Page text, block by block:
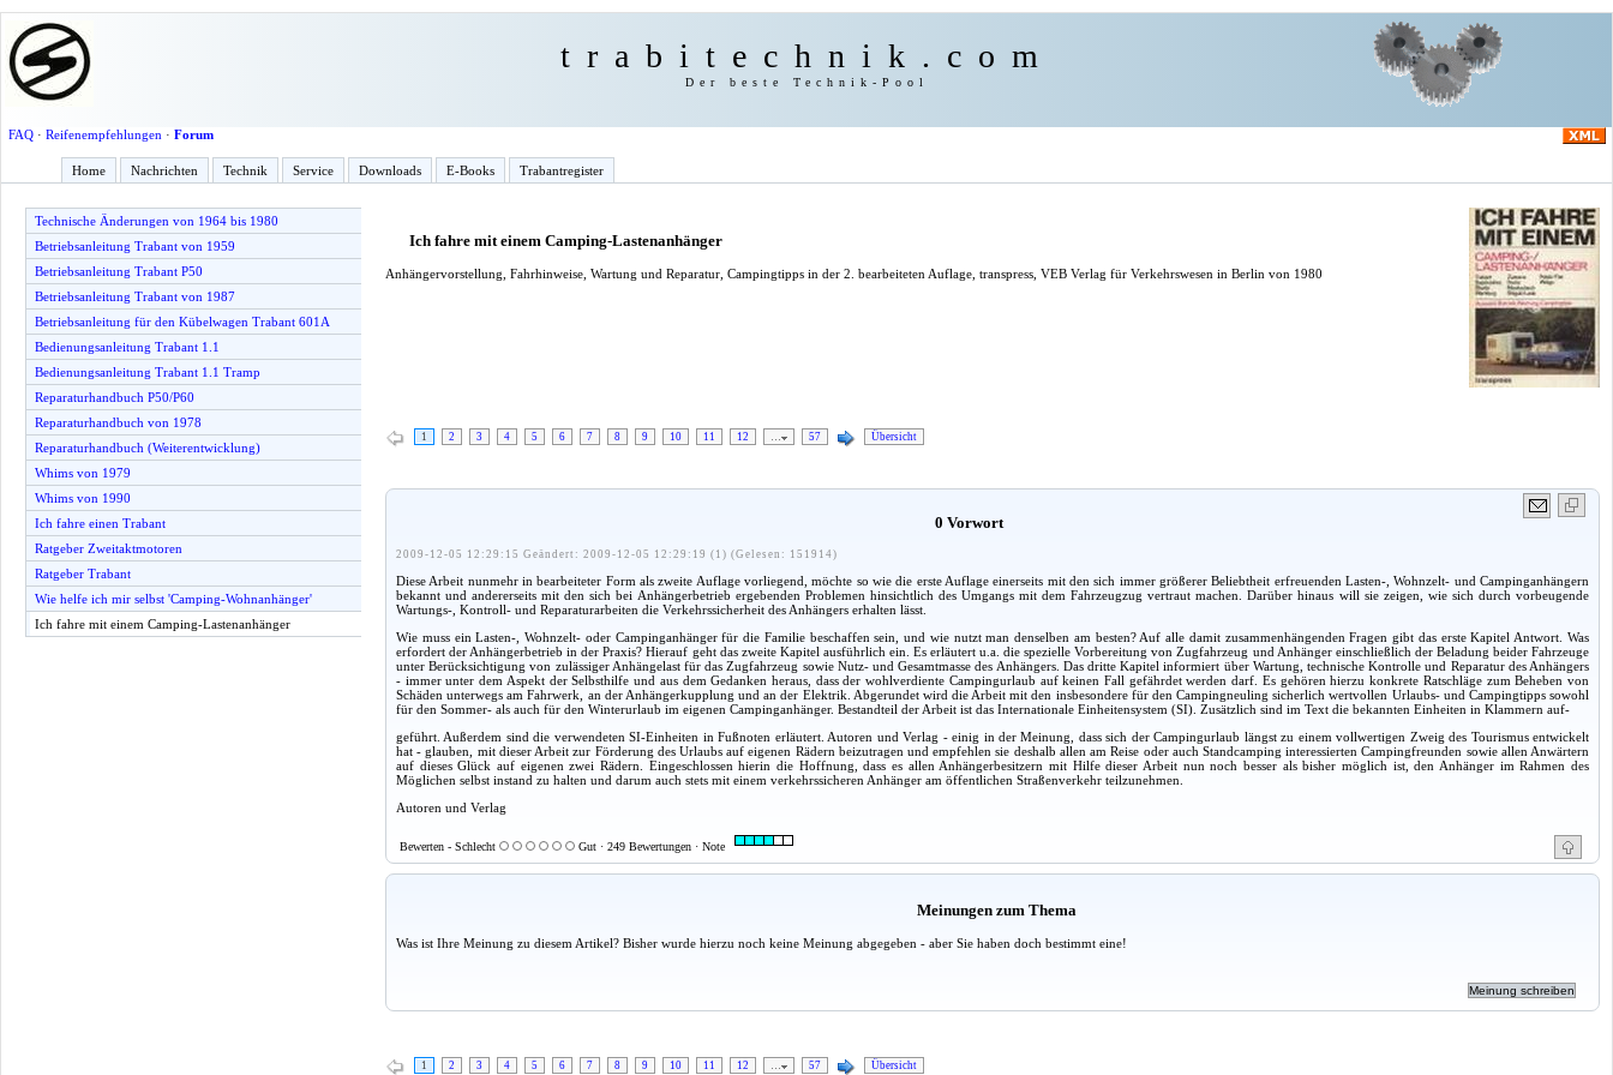
trabitechnik.com
Der beste Technik-Pool
FAQ· Reifenempfehlungen · Forum
Home Nachrichten Technik Service Downloads E-Books Trabantregister
Technische Änderungen von 1964 bis 1980
Betriebsanleitung Trabant von 1959
Betriebsanleitung Trabant P50
Betriebsanleitung Trabant von 1987
Betriebsanleitung für den Kübelwagen Trabant 601A
Bedienungsanleitung Trabant 1.1
Bedienungsanleitung Trabant 1.1 Tramp
Reparaturhandbuch P50/P60
Reparaturhandbuch von 1978
Reparaturhandbuch (Weiterentwicklung)
Whims von 1979
Whims von 1990
Ich fahre einen Trabant
Ratgeber Zweitaktmotoren
Ratgeber Trabant
Wie helfe ich mir selbst 'Camping-Wohnanhänger'
Ich fahre mit einem Camping-Lastenanhänger
Ich fahre mit einem Camping-Lastenanhänger
Anhängervorstellung, Fahrhinweise, Wartung und Reparatur, Campingtipps in der 2. bearbeiteten Auflage, transpress, VEB Verlag für Verkehrswesen in Berlin von 1980
1 2 3 4 5 6 7 8 9 10 11 12 … 57 Übersicht
0 Vorwort
2009-12-05 12:29:15 Geändert: 2009-12-05 12:29:19 (1) (Gelesen: 151914)
Diese Arbeit nunmehr in bearbeiteter Form als zweite Auflage vorliegend, möchte so wie die erste Auflage einerseits mit den sich immer größerer Beliebtheit erfreuenden Lasten-, Wohnzelt- und Campinganhängern
bekannt und andererseits mit den sich bei Anhängerbetrieb ergebenden Problemen hinsichtlich des Umgangs mit dem Fahrzeugzug vertraut machen. Darüber hinaus will sie zeigen, wie sich durch vorbeugende
Wartungs-, Kontroll- und Reparaturarbeiten die Verkehrssicherheit des Anhängers erhalten lässt.
Wie muss ein Lasten-, Wohnzelt- oder Campinganhänger für die Familie beschaffen sein, und wie nutzt man denselben am besten? Auf alle damit zusammenhängenden Fragen gibt das erste Kapitel Antwort. Was
erfordert der Anhängerbetrieb in der Praxis? Hierauf geht das zweite Kapitel ausführlich ein. Es erläutert u.a. die spezielle Vorbereitung von Zugfahrzeug und Anhänger einschließlich der Beladung beider Fahrzeuge
unter Berücksichtigung von zulässiger Anhängelast für das Zugfahrzeug sowie Nutz- und Gesamtmasse des Anhängers. Das dritte Kapitel informiert über Wartung, technische Kontrolle und Reparatur des Anhängers
- immer unter dem Aspekt der Selbsthilfe und aus dem Gedanken heraus, dass der wohlverdiente Campingurlaub auf keinen Fall gefährdet werden darf. Es gehören hierzu konkrete Ratschläge zum Beheben von
Schäden unterwegs am Fahrwerk, an der Anhängerkupplung und an der Elektrik. Abgerundet wird die Arbeit mit den insbesondere für den Campingneuling sicherlich wertvollen Urlaubs- und Campingtipps sowohl
für den Sommer- als auch für den Winterurlaub im eigenen Campinganhänger. Bestandteil der Arbeit ist das Internationale Einheitensystem (SI). Zusätzlich sind im Text die bekannten Einheiten in Klammern auf-
geführt. Außerdem sind die verwendeten SI-Einheiten in Fußnoten erläutert. Autoren und Verlag - einig in der Meinung, dass sich der Campingurlaub längst zu einem vollwertigen Zweig des Tourismus entwickelt
hat - glauben, mit dieser Arbeit zur Förderung des Urlaubs auf eigenen Rädern beizutragen und empfehlen sie deshalb allen am Reise oder auch Standcamping interessierten Campingfreunden sowie allen Anwärtern
auf dieses Glück auf eigenen zwei Rädern. Eingeschlossen hierin die Hoffnung, dass es allen Anhängerbesitzern mit Hilfe dieser Arbeit nun noch besser als bisher möglich ist, den Anhänger im Rahmen des
Möglichen selbst instand zu halten und darum auch stets mit einem verkehrssicheren Anhänger am öffentlichen Straßenverkehr teilzunehmen.
Autoren und Verlag
Bewerten - Schlecht Gut · 249 Bewertungen · Note
Meinungen zum Thema
Was ist Ihre Meinung zu diesem Artikel? Bisher wurde hierzu noch keine Meinung abgegeben - aber Sie haben doch bestimmt eine!
1 2 3 4 5 6 7 8 9 10 11 12 57 Übersicht